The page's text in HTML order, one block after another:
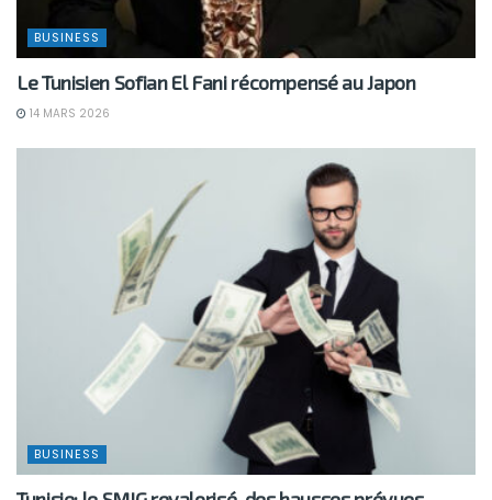
BUSINESS
Le Tunisien Sofian El Fani récompensé au Japon
14 MARS 2026
BUSINESS